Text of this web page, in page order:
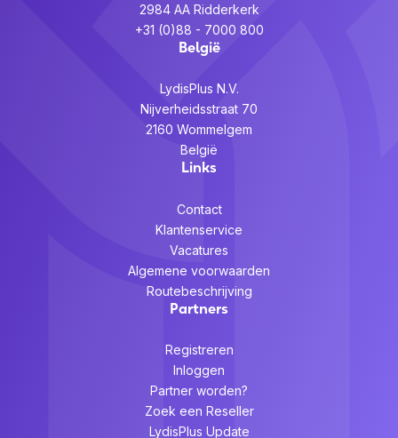
2984 AA Ridderkerk
+31 (0)88 - 7000 800
België
LydisPlus N.V.
Nijverheidsstraat 70
2160 Wommelgem
België
Links
Contact
Klantenservice
Vacatures
Algemene voorwaarden
Routebeschrijving
Partners
Registreren
Inloggen
Partner worden?
Zoek een Reseller
LydisPlus Update